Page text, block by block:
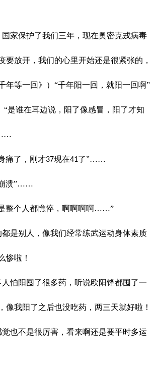
国家保护了我们三年，现在奥密克戎病毒
要放开，我们的心里开始还是很紧张的，
年等一回》） “千年阳一回，就阳一回啊”
“是谁在耳边说，阳了像感冒，阳了才知
痛了，刚才37现在41了”……
溃”……
整个人都憔悴，啊啊啊啊……”
是别人，像我们经常练武运动身体素质
惨啦！
人怕阳囤了很多药，听说欧阳锋都囤了一
像我阳了之后也没吃药，两三天就好啦！
觉也不是很厉害，看来啊还是要平时多运